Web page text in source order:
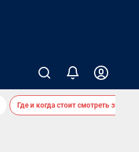
Где и когда стоит смотреть